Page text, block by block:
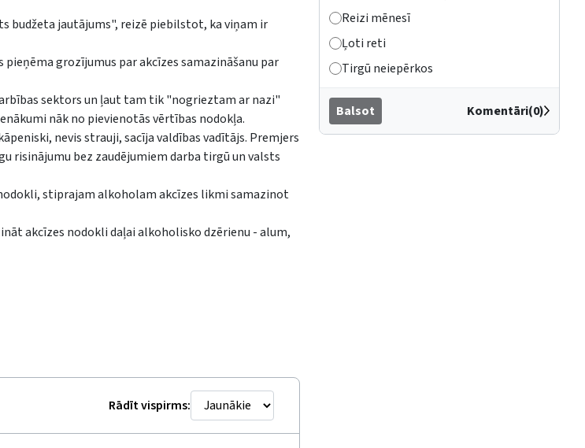
budžeta jautājums", reizē piebilstot, ka viņam ir
grozījumus par akcīzes samazināšanu par
sektors un ļaut tam tik "nogrieztam ar nazi"
nāk no pievienotās vērtības nodokļa.
nevis strauji, sacīja valdības vadītājs. Premjers
risinājumu bez zaudējumiem darba tirgū un valsts
stiprajam alkoholam akcīzes likmi samazinot
akcīzes nodokli daļai alkoholisko dzērienu - alum,
Rādīt vispirms:
Reizi mēnesī
Ļoti reti
Tirgū neiepērkos
Balsot Komentāri(0)